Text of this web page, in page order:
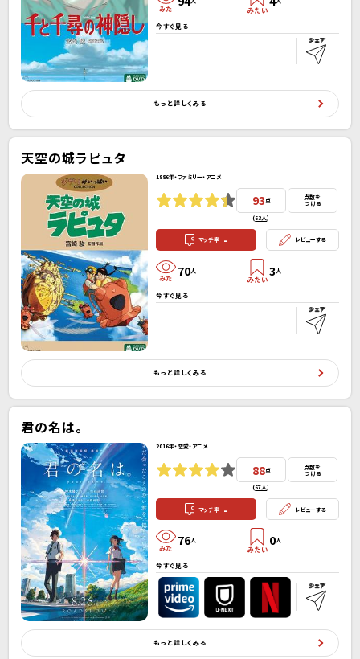
今すぐ見る
もっと詳しくみる
天空の城ラピュタ
1986年・ファミリー・アニメ
93点
(63人）
点数を
つける
マッチ率 - レビューする
70人 3人
今すぐ見る
もっと詳しくみる
君の名は。
2016年・恋愛・アニメ
88点
(67人）
点数を
つける
マッチ率 - レビューする
76人 0人
今すぐ見る
もっと詳しくみる